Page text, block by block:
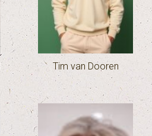
Tim van Dooren